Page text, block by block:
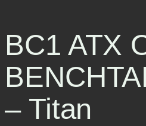
BC1 ATX
– Titan